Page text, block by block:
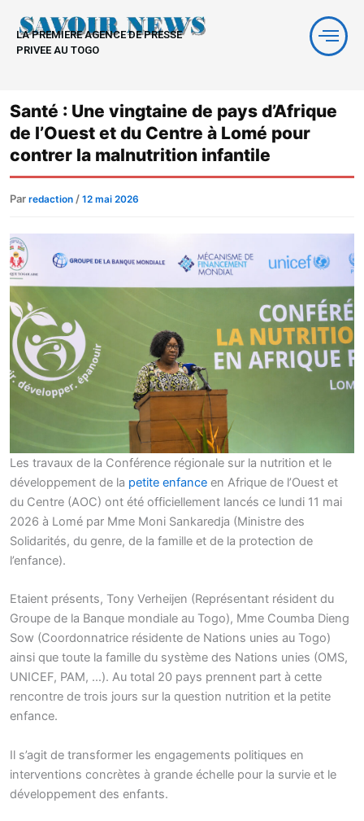
contenu
LA PREMIERE AGENCE DE PRESSE
PRIVEE AU TOGO
Santé : Une vingtaine de pays d’Afrique
de l’Ouest et du Centre à Lomé pour
contrer la malnutrition infantile
Par redaction / 12 mai 2026
Les travaux de la Conférence régionale sur la nutrition et le
développement de la petite enfance en Afrique de l’Ouest et
du Centre (AOC) ont été officiellement lancés ce lundi 11 mai
2026 à Lomé par Mme Moni Sankaredja (Ministre des
Solidarités, du genre, de la famille et de la protection de
l’enfance).
Etaient présents, Tony Verheijen (Représentant résident du
Groupe de la Banque mondiale au Togo), Mme Coumba Dieng
Sow (Coordonnatrice résidente de Nations unies au Togo)
ainsi que toute la famille du système des Nations unies (OMS,
UNICEF, PAM, …). Au total 20 pays prennent part à cette
rencontre de trois jours sur la question nutrition et la petite
enfance.
Il s’agit de transformer les engagements politiques en
interventions concrètes à grande échelle pour la survie et le
développement des enfants.